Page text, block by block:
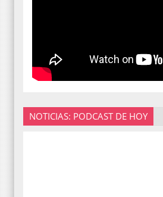
NOTICIAS: PODCAST DE HOY